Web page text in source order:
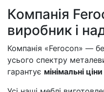
Компанія
виробник і
Компанія «Ferocon» —
усього спектру
гарантує мінімальні ціни